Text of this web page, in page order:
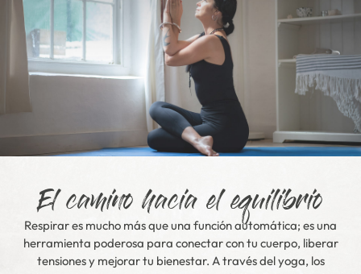
El camino hacia el equilibrio
Respirar es mucho más que una función automática; es una
herramienta poderosa para conectar con tu cuerpo, liberar
tensiones y mejorar tu bienestar. A través del yoga, los